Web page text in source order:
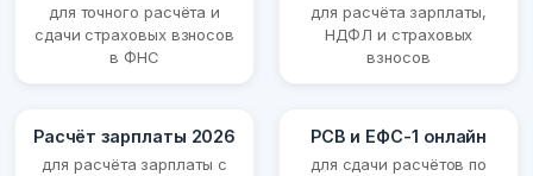
для точного расчёта и
сдачи страховых взносов
в ФНС
для расчёта зарплаты,
НДФЛ и страховых
взносов
Расчёт зарплаты 2026
для расчёта зарплаты с
РСВ и ЕФС-1 онлайн
для сдачи расчётов по